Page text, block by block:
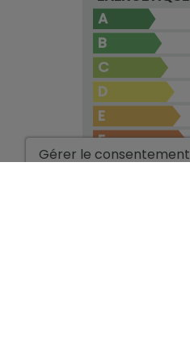
A
B
C
D
E
F
G
Gérer le consentement